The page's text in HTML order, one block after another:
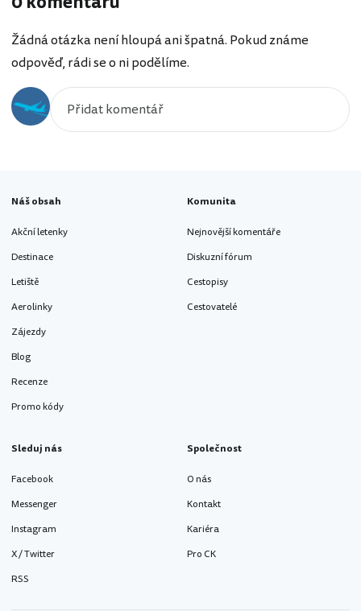
Žádná otázka není hloupá ani špatná. Pokud známe
odpověď, rádi se o ni podělíme.
Náš obsah
Akční letenky
Destinace
Letiště
Aerolinky
Zájezdy
Blog
Recenze
Promo kódy
Komunita
Nejnovější komentáře
Diskuzní fórum
Cestopisy
Cestovatelé
Sleduj nás
Facebook
Messenger
Instagram
X / Twitter
RSS
Společnost
O nás
Kontakt
Kariéra
Pro CK